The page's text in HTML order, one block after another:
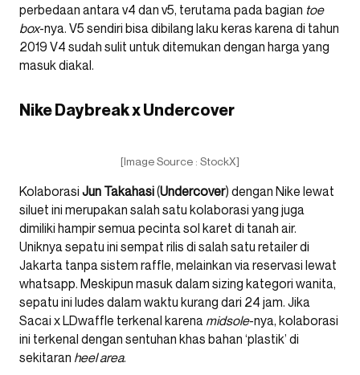
perbedaan antara v4 dan v5, terutama pada bagian toe
box-nya. V5 sendiri bisa dibilang laku keras karena di tahun
2019 V4 sudah sulit untuk ditemukan dengan harga yang
masuk diakal.
Nike Daybreak x Undercover
[Image Source : StockX]
Kolaborasi Jun Takahasi(Undercover) dengan Nike lewat
siluet ini merupakan salah satu kolaborasi yang juga
dimiliki hampir semua pecinta sol karet di tanah air.
Uniknya sepatu ini sempat rilis di salah satu retailer di
Jakarta tanpa sistem raffle, melainkan via reservasi lewat
whatsapp. Meskipun masuk dalam sizing kategori wanita,
sepatu ini ludes dalam waktu kurang dari 24 jam. Jika
Sacai x LDwaffle terkenal karena midsole-nya, kolaborasi
ini terkenal dengan sentuhan khas bahan ‘plastik’ di
sekitaran heelarea.